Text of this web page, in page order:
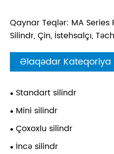
Qaynar Teqlər: MA
Silindr, Çin, İstehsalçı,
Əlaqədar Kateqoriya
Standart silindr
Mini silindr
Çoxoxlu silindr
İncə silindr